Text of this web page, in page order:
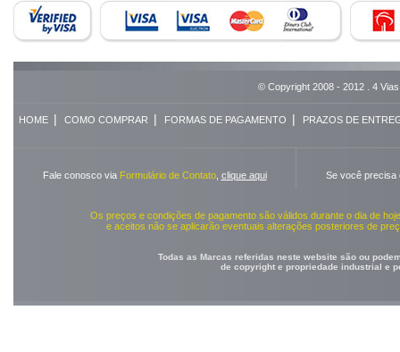
© Copyright 2008 - 2012 . 4
HOME| COMO COMPRAR | FORMAS DE PAGAMENTO | PRAZOS DE
Fale conosco via Formulário de Contato, clique aqui Se você precisa
Os preços e condições de pagamento são válidos durante o dia de
e aceitos não se aplicarão eventuais alterações posteriores de
Todas as Marcas referidas neste website são ou
de copyright e propriedade industrial e